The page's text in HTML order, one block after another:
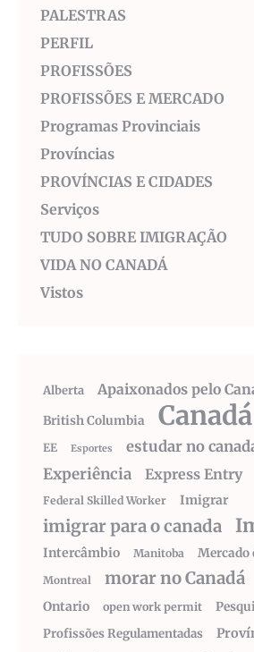
PALESTRAS
PERFIL
PROFISSÕES
PROFISSÕES E MERCADO
Programas Provinciais
Províncias
PROVÍNCIAS E CIDADES
Serviços
TUDO SOBRE IMIGRAÇÃO
VIDA NO CANADÁ
Vistos
Alberta Apaixonados pelo
British Columbia Canadá
EE
Esportes estudar no
Experiência Express Entry
Federal Skilled Worker Imigrar
imigrar para o canada
Intercâmbio Manitoba Mercado
Montreal morar no Canadá
Ontario open work permit
Profissões Regulamentadas